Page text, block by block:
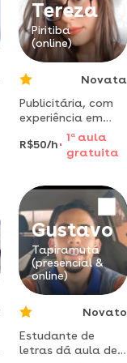
Tereza
Piritiba
(online)
Novata
Publicitária, com
experiência em
marketing digital,
te ajudo com
reforço, provas e
R$50/h
1 aaula
gratuita
Gustavo
Tapiramutá
(presencial &
online)
Novato
Estudante de
letras dá aula de